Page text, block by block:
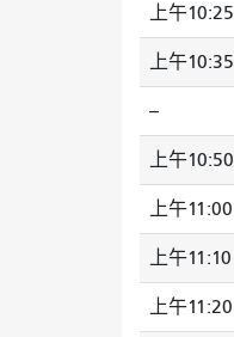
上午10:25
上午10:35
--
上午10:50
上午11:00
上午11:10
上午11:20